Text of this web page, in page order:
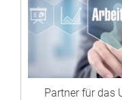
Partner für das